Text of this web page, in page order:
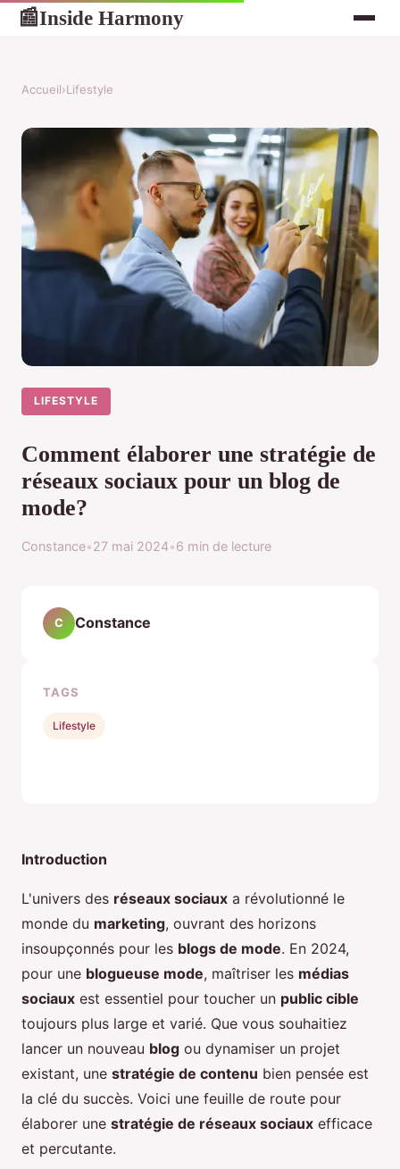
📰Inside Harmony
Accueil›Lifestyle
LIFESTYLE
Comment élaborer une stratégie de
réseaux sociaux pour un blog de
mode?
Constance•27 mai 2024•6 min de lecture
Introduction
L'univers des réseaux sociaux a révolutionné le
monde du marketing, ouvrant des horizons
insoupçonnés pour les blogs de mode. En 2024,
pour une blogueuse mode, maîtriser les médias
sociaux est essentiel pour toucher un public cible
toujours plus large et varié. Que vous souhaitiez
lancer un nouveau blog ou dynamiser un projet
existant, une stratégie de contenu bien pensée est
la clé du succès. Voici une feuille de route pour
élaborer une stratégie de réseaux sociaux efficace
et percutante.
C Constance
TAGS
Lifestyle